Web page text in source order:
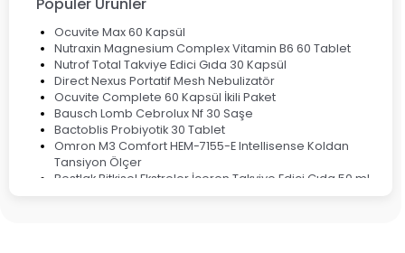
Popüler Ürünler
Ocuvite Max 60 Kapsül
Nutraxin Magnesium Complex Vitamin B6 60 Tablet
Nutrof Total Takviye Edici Gıda 30 Kapsül
Direct Nexus Portatif Mesh Nebulizatör
Ocuvite Complete 60 Kapsül İkili Paket
Bausch Lomb Cebrolux Nf 30 Saşe
Bactoblis Probiyotik 30 Tablet
Omron M3 Comfort HEM-7155-E Intellisense Koldan
Tansiyon Ölçer
Bestlak Bitkisel Ekstreler İçeren Takviye Edici Gıda 50 ml